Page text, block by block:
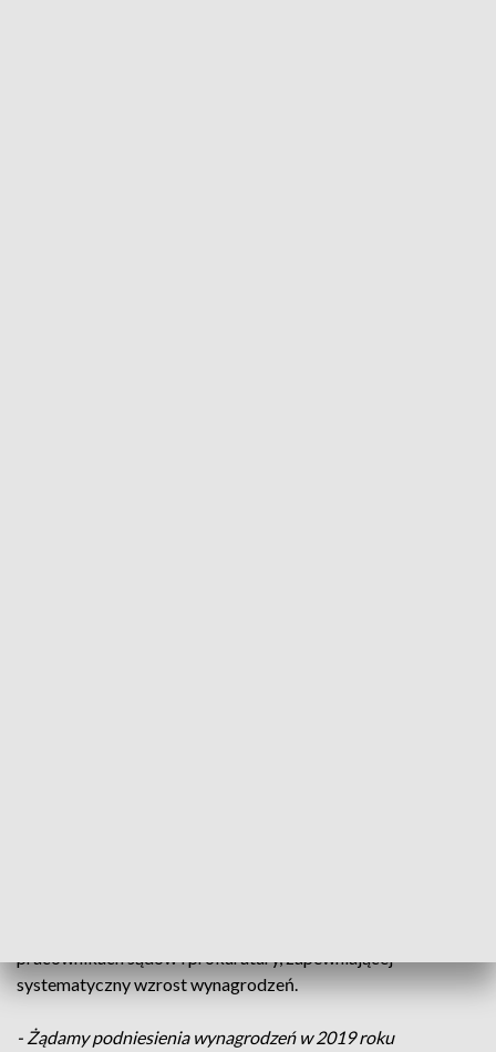
pracownikach sądów i prokuratury, zapewniającej
systematyczny wzrost wynagrodzeń.
- Żądamy podniesienia wynagrodzeń w 2019 roku